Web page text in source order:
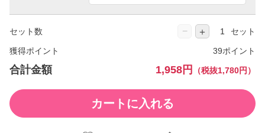
セット数 − ＋ セット
獲得ポイント 39ポイント
合計金額 1,958円 （税抜1,780円）
カートに入れる